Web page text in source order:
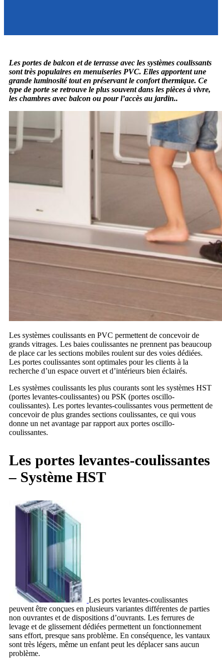
Les portes de balcon et de terrasse avec les systèmes coulissants
sont très populaires en menuiseries PVC. Elles apportent une
grande luminosité tout en préservant le confort thermique. Ce
type de porte se retrouve le plus souvent dans les pièces à vivre,
les chambres avec balcon ou pour l’accès au jardin..
Les systèmes coulissants en PVC permettent de concevoir de
grands vitrages. Les baies coulissantes ne prennent pas beaucoup
de place car les sections mobiles roulent sur des voies dédiées.
Les portes coulissantes sont optimales pour les clients à la
recherche d’un espace ouvert et d’intérieurs bien éclairés.
Les systèmes coulissants les plus courants sont les systèmes HST
(portes levantes-coulissantes) ou PSK (portes oscillo-
coulissantes). Les portes levantes-coulissantes vous permettent de
concevoir de plus grandes sections coulissantes, ce qui vous
donne un net avantage par rapport aux portes oscillo-
coulissantes.
Les portes levantes-coulissantes
– Système HST
Les portes levantes-coulissantes
peuvent être conçues en plusieurs variantes différentes de parties
non ouvrantes et de dispositions d’ouvrants. Les ferrures de
levage et de glissement dédiées permettent un fonctionnement
sans effort, presque sans problème. En conséquence, les vantaux
sont très légers, même un enfant peut les déplacer sans aucun
problème.